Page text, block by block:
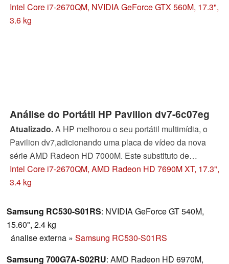
primeira classe no modelo 3D mais caro?
Intel Core i7-2670QM, NVIDIA GeForce GTX 560M, 17.3",
3.6 kg
Análise do Portátil HP Pavilion dv7-6c07eg
Atualizado.A HP melhorou o seu portátil multimídia, o
Pavilion dv7,adicionando uma placa de vídeo da nova
série AMD Radeon HD 7000M. Este substituto de
desktop (DTR) de alto desempenho tem algumas
fraquezas, mas a sua ótima relação de preço-
Intel Core i7-2670QM, AMD Radeon HD 7690M XT, 17.3",
3.4 kg
Samsung RC530-S01RS: NVIDIA GeForce GT 540M,
15.60", 2.4 kg
ánalise externa » Samsung RC530-S01RS
Samsung 700G7A-S02RU: AMD Radeon HD 6970M,